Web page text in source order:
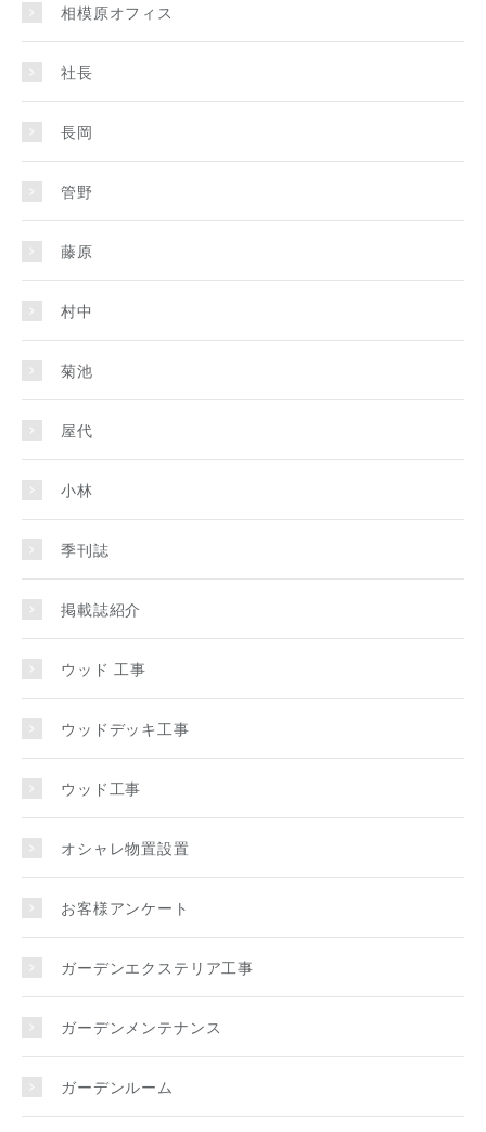
相模原オフィス
社長
長岡
管野
藤原
村中
菊池
屋代
小林
季刊誌
掲載誌紹介
ウッド 工事
ウッドデッキ工事
ウッド工事
オシャレ物置設置
お客様アンケート
ガーデンエクステリア工事
ガーデンメンテナンス
ガーデンルーム